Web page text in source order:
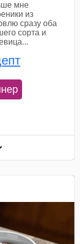
мне
из
сразу оба
сорта и